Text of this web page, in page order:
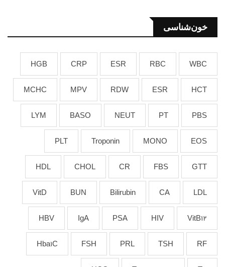
خون‌شناسی
WBC
RBC
ESR
CRP
HGB
HCT
ESR
RDW
MPV
MCHC
PBS
PT
NEUT
BASO
LYM
EOS
MONO
Troponin
PLT
GTT
FBS
CR
CHOL
HDL
LDL
CA
Bilirubin
BUN
VitD
VitB12
HIV
PSA
IgA
HBV
RF
TSH
PRL
FSH
Hba1C